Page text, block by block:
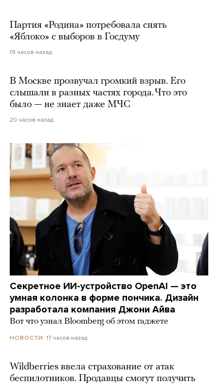
Партия «Родина» потребовала снять
«Яблоко» с выборов в Госдуму
19 часов назад
В Москве прозвучал громкий взрыв. Его
слышали в разных частях города. Что это
было — не знает даже МЧС
20 часов назад
Секретное ИИ-устройство OpenAI — это
умная колонка в форме пончика. Дизайн
разработала компания Джони Айва
Вот что узнал Bloomberg об этом гаджете
НОВОСТИ 17 часов назад
Wildberries ввела страхование от атак
беспилотников. Продавцы смогут получить